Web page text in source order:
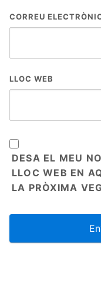
CORREU
LLOC WEB
DESA EL MEU
LLOC WEB EN
LA PRÒXIMA